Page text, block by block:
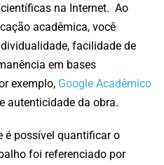
na Internet. Ao
acadêmica, você
facilidade de
em bases
exemplo, Google Acadêmico
autenticidade da obra.
é possível quantificar o
foi referenciado por